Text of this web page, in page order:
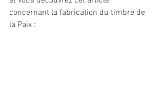
concernant la fabrication du timbre de
la Paix :